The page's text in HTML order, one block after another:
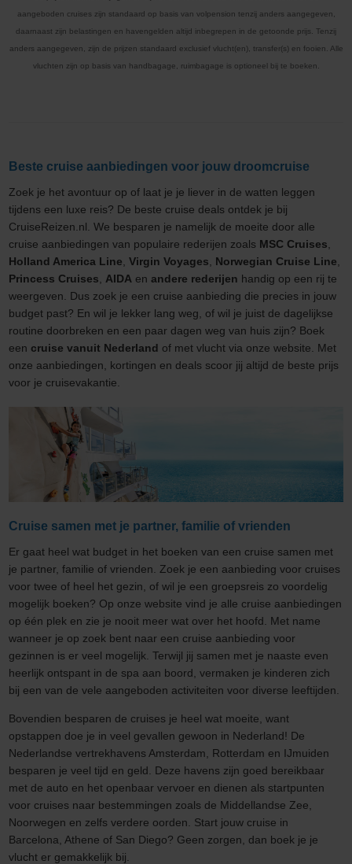
aangeboden cruises zijn standaard op basis van volpension tenzij anders aangegeven,
daarnaast zijn belastingen en havengelden altijd inbegrepen in de getoonde prijs. Tenzij
anders aangegeven, zijn de prijzen standaard exclusief vlucht(en), transfer(s) en fooien. Alle
vluchten zijn op basis van handbagage, ruimbagage is optioneel bij te boeken.
Beste cruise aanbiedingen voor jouw droomcruise
Zoek je het avontuur op of laat je je liever in de watten leggen
tijdens een luxe reis? De beste cruise deals ontdek je bij
CruiseReizen.nl. We besparen je namelijk de moeite door alle
cruise aanbiedingen van populaire rederijen zoals MSC Cruises
Holland America Line ,Virgin Voyages Norwegian Cruise Line
Princess Cruises
AIDA enandere rederijen handig op een rij te
weergeven. Dus zoek je een cruise aanbieding die precies in jouw
budget past? En wil je lekker lang weg, of wil je juist de dagelijkse
routine doorbreken en een paar dagen weg van huis zijn? Boek
een cruise vanuit Nederland of met vlucht via onze website. Met
onze aanbiedingen, kortingen en deals scoor jij altijd de beste prijs
voor je cruisevakantie.
Cruise samen met je partner, familie of vrienden
Er gaat heel wat budget in het boeken van een cruise samen met
je partner, familie of vrienden. Zoek je een aanbieding voor cruises
voor twee of heel het gezin, of wil je een groepsreis zo voordelig
mogelijk boeken? Op onze website vind je alle cruise aanbiedingen
op één plek en zie je nooit meer wat over het hoofd. Met name
wanneer je op zoek bent naar een cruise aanbieding voor
gezinnen is er veel mogelijk. Terwijl jij samen met je naaste even
heerlijk ontspant in de spa aan boord, vermaken je kinderen zich
bij een van de vele aangeboden activiteiten voor diverse leeftijden.
Bovendien besparen de cruises je heel wat moeite, want
opstappen doe je in veel gevallen gewoon in Nederland! De
Nederlandse vertrekhavens Amsterdam, Rotterdam en IJmuiden
besparen je veel tijd en geld. Deze havens zijn goed bereikbaar
met de auto en het openbaar vervoer en dienen als startpunten
voor cruises naar bestemmingen zoals de Middellandse Zee,
Noorwegen en zelfs verdere oorden. Start jouw cruise in
Barcelona, Athene of San Diego? Geen zorgen, dan boek je je
vlucht er gemakkelijk bij.